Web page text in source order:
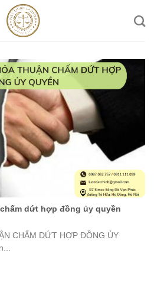
dứt hợp đồng ủy quyền
CHẤM DỨT HỢP ĐỒNG ỦY